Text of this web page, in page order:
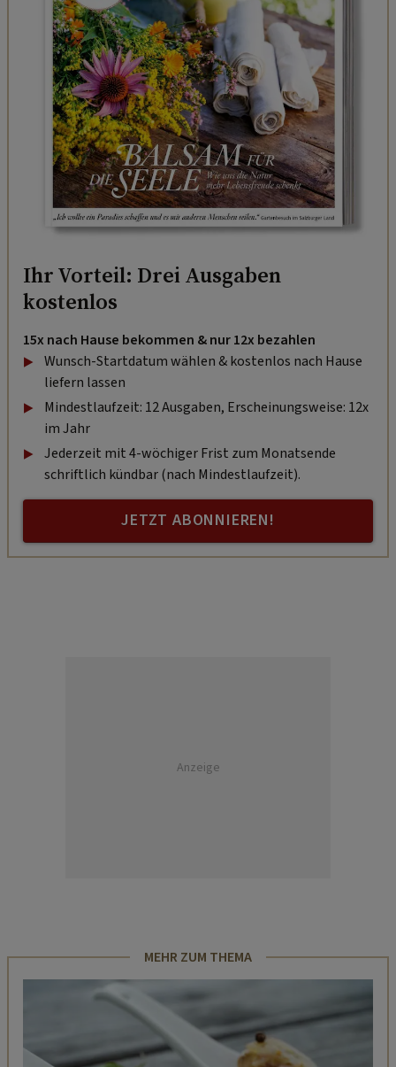
Ihr Vorteil: Drei Ausgaben
kostenlos
15x nach Hause bekommen & nur 12x bezahlen
Wunsch-Startdatum wählen & kostenlos nach Hause
liefern lassen
Mindestlaufzeit: 12 Ausgaben, Erscheinungsweise: 12x
im Jahr
Jederzeit mit 4-wöchiger Frist zum Monatsende
schriftlich kündbar (nach Mindestlaufzeit).
JETZT ABONNIEREN!
Anzeige
MEHR ZUM THEMA